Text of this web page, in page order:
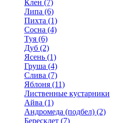
Клен (7)
Липа (6)
Пихта (1)
Сосна (4)
Туя (6)
Дуб (2)
Ясень (1)
Груша (4)
Слива (7)
Яблоня (11)
Лиственные кустарники
Айва (1)
Андромеда (подбел) (2)
Бересклет (7)